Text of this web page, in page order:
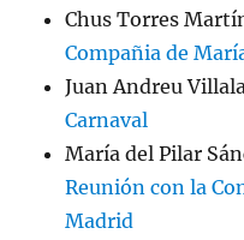
Chus Torres
Compañia de
Juan Andreu
Carnaval
María del Pilar
Reunión con la
Madrid